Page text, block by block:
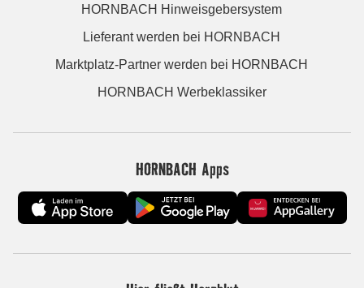
HORNBACH Hinweisgebersystem
Lieferant werden bei HORNBACH
Marktplatz-Partner werden bei HORNBACH
HORNBACH Werbeklassiker
HORNBACH Apps